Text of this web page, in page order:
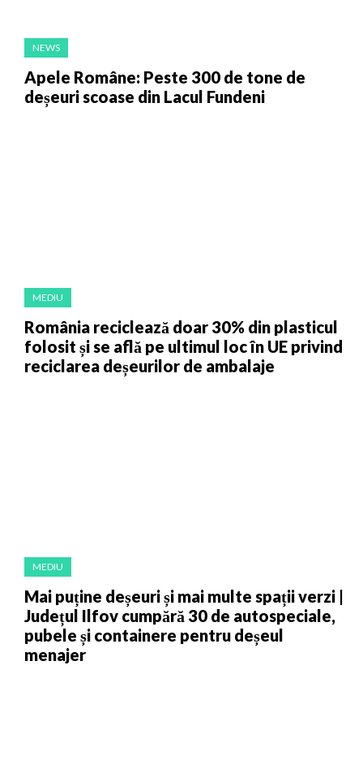
NEWS
Apele Române: Peste 300 de tone de
deșeuri scoase din Lacul Fundeni
MEDIU
România reciclează doar 30% din plasticul
folosit și se află pe ultimul loc în UE privind
reciclarea deșeurilor de ambalaje
MEDIU
Mai puține deșeuri și mai multe spații verzi |
Județul Ilfov cumpără 30 de autospeciale,
pubele și containere pentru deșeul
menajer